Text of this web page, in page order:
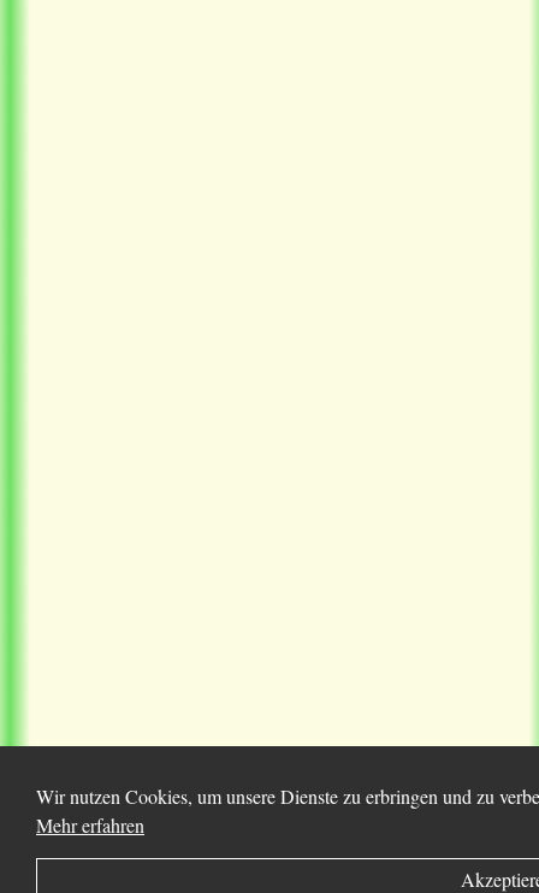
Wir nutzen Cookies, um unsere Dienste zu erbringen und zu
Mehr erfahren